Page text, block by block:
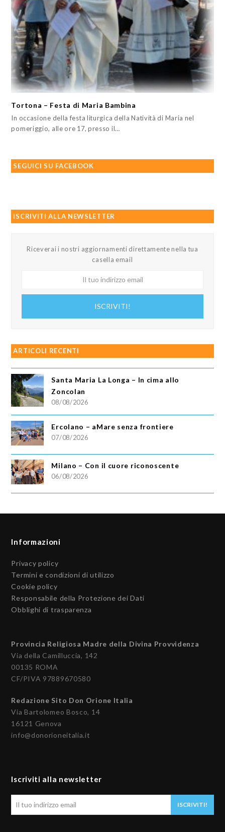
Tortona – Festa di Maria Bambina
In occasione della festa liturgica della Natività di Maria nel
pomeriggio, alle ore 17, presso il…
SEGUICI SU FACEBOOK
ISCRIVITI ALLA NEWSLETTER
Riceverai i nostri aggiornamenti direttamente nella tua
casella email
ISCRIVITI!
ARTICOLI RECENTI
Santa Maria La Longa – In cima allo
Zoncolan
08/08/2026
Ercolano – aMare senza frontiere
07/08/2026
Milano – Con il cuore riconoscente
06/08/2026
Informazioni
Privacy policy
Termini e condizioni di utilizzo
Cookie policy
Responsabile della Protezione dei Dati
Obblighi di trasparenza
Provincia Religiosa Madre della Divina Provvidenza
Via della Camilluccia, 142
00135 ROMA
CF/PIVA 97889670580
Redazione Sito Don Orione Italia
Via Bartolomeo Bosco, 14
16121 Genova
info@donorioneitalia.it
Iscriviti alla newsletter
ISCRIVITI!